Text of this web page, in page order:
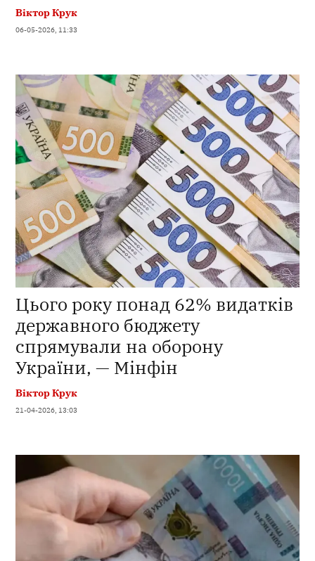
Віктор Крук
06-05-2026, 11:33
Цього року понад 62% видатків
державного бюджету
спрямували на оборону
України, — Мінфін
Віктор Крук
21-04-2026, 13:03